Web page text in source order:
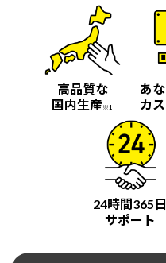
高品質な
国内生産※1
あ
カ
24時間365日
サポート